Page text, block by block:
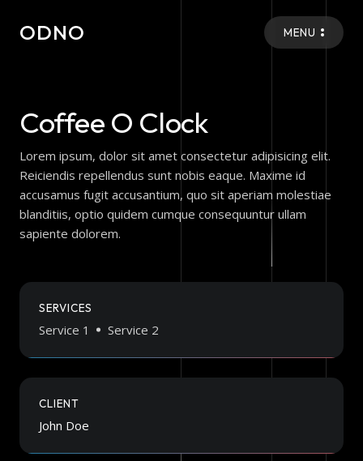
ODNO MENU
Coffee O Clock
Lorem ipsum, dolor sit amet consectetur adipisicing elit.
Reiciendis repellendus sunt nobis eaque. Maxime id
accusamus fugit accusantium, quo sit aperiam molestiae
blanditiis, optio quidem cumque consequuntur ullam
sapiente dolorem.
SERVICES
Service 1 Service 2
CLIENT
John Doe